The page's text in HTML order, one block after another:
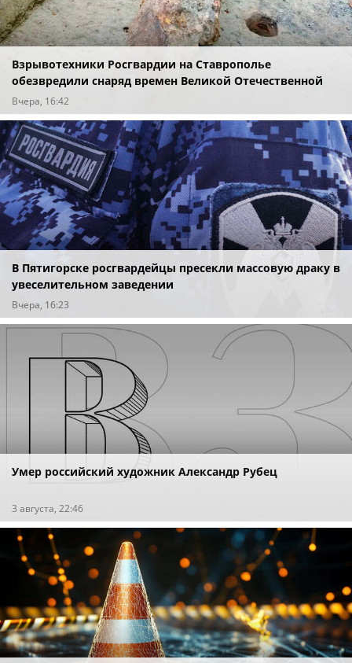
Взрывотехники Росгвардии на Ставрополье
обезвредили снаряд времен Великой Отечественной
войны
Вчера, 16:42
В Пятигорске росгвардейцы пресекли массовую драку в
увеселительном заведении
Вчера, 16:23
Умер российский художник Александр Рубец
3 августа, 22:46